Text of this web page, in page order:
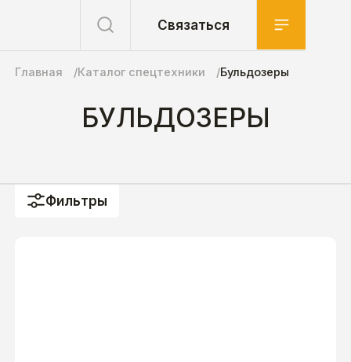
Связаться
Главная Каталог спецтехники Бульдозеры
БУЛЬДОЗЕРЫ
Фильтры